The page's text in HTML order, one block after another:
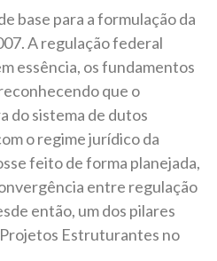
base para a formulação da
A regulação federal
essência, os fundamentos
que o
do sistema de dutos
o regime jurídico da
feito de forma planejada,
entre regulação
então, um dos pilares
Estruturantes no